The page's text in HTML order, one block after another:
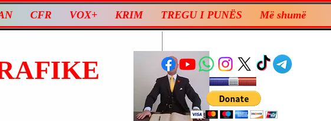
CFR VOX+ KRIM TREGU I PUNËS Më shumë